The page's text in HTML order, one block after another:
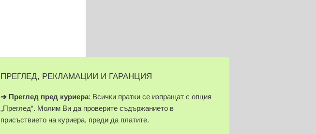
ПРЕГЛЕД, РЕКЛАМАЦИИ И ГАРАНЦИЯ
➔ Преглед пред куриера: Всички пратки се изпращат с опция
„Преглед“. Молим Ви да проверите съдържанието в
присъствието на куриера, преди да платите.